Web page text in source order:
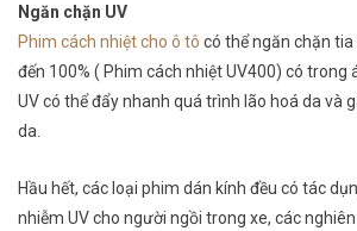
Ngăn chặn UV
Phim cách nhiệt cho ô tô có thể ngăn chặn
đến 100% ( Phim cách nhiệt UV400) có trong
UV có thể đẩy nhanh quá trình lão hoá da và
da.
Hầu hết, các loại phim dán kính đều có tác
nhiễm UV cho người ngồi trong xe, các